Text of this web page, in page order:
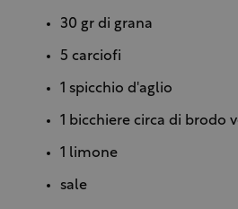
30 gr di grana
5 carciofi
1 spicchio d'aglio
1 bicchiere circa di brodo
1 limone
sale